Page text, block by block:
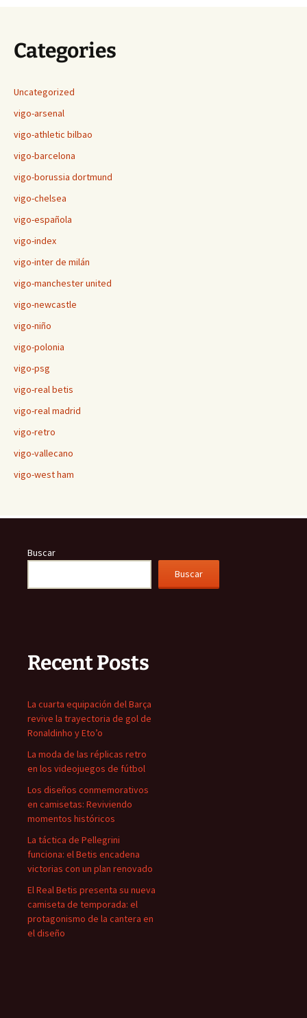
Categories
Uncategorized
vigo-arsenal
vigo-athletic bilbao
vigo-barcelona
vigo-borussia dortmund
vigo-chelsea
vigo-española
vigo-index
vigo-inter de milán
vigo-manchester united
vigo-newcastle
vigo-niño
vigo-polonia
vigo-psg
vigo-real betis
vigo-real madrid
vigo-retro
vigo-vallecano
vigo-west ham
Buscar
Buscar
Recent Posts
La cuarta equipación del Barça
revive la trayectoria de gol de
Ronaldinho y Eto’o
La moda de las réplicas retro
en los videojuegos de fútbol
Los diseños conmemorativos
en camisetas: Reviviendo
momentos históricos
La táctica de Pellegrini
funciona: el Betis encadena
victorias con un plan renovado
El Real Betis presenta su nueva
camiseta de temporada: el
protagonismo de la cantera en
el diseño